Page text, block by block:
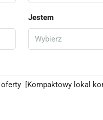
Jestem
Wybierz